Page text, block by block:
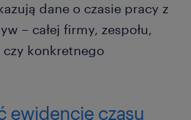
dane o czasie pracy z
– całej firmy, zespołu,
konkretnego
ewidencję czasu